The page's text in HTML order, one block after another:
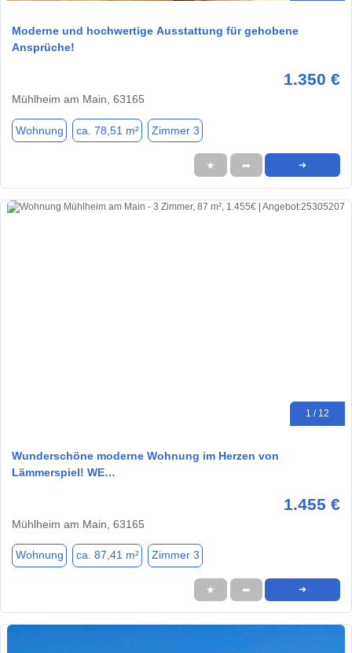
Moderne und hochwertige Ausstattung für gehobene
Ansprüche!
1.350 €
Mühlheim am Main, 63165
Wohnung ca. 78,51 m² Zimmer 3
★ ➦ ➜
1 / 12
Wunderschöne moderne Wohnung im Herzen von
Lämmerspiel! WE…
1.455 €
Mühlheim am Main, 63165
Wohnung ca. 87,41 m² Zimmer 3
★ ➦ ➜